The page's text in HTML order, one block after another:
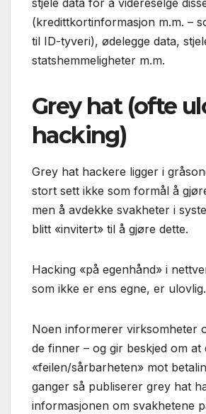
stjele data for å videreselge
(kredittkortinformasjon m.m. –
til ID-tyveri), ødelegge data,
statshemmeligheter m.m.
Grey hat (ofte
hacking)
Grey hat hackere ligger i
stort sett ikke som formål å
men å avdekke svakheter i
blitt «invitert» til å gjøre dette.
Hacking «på egenhånd» i
som ikke er ens egne, er ulovlig.
Noen informerer virksomheter
de finner – og gir beskjed om at
«feilen/sårbarheten» mot
ganger så publiserer grey hat
informasjonen om svakhetene